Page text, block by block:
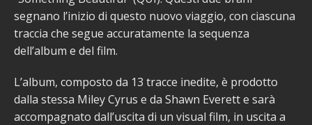
segnano l’inizio di questo nuovo viaggio, con ciascuna
traccia che segue accuratamente la sequenza
dell’album e del film.
L’album, composto da 13 tracce inedite, è prodotto
dalla stessa Miley Cyrus e da Shawn Everett e sarà
accompagnato dall’uscita di un visual film, in uscita a